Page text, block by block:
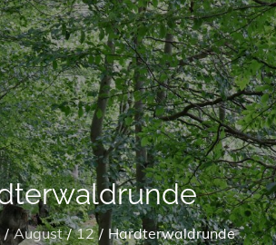
August 12 Hardterwaldrunde